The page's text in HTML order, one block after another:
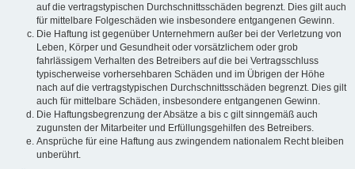
auf die vertragstypischen Durchschnittsschäden begrenzt. Dies gilt auch
für mittelbare Folgeschäden wie insbesondere entgangenen Gewinn.
Die Haftung ist gegenüber Unternehmern außer bei der Verletzung von
Leben, Körper und Gesundheit oder vorsätzlichem oder grob
fahrlässigem Verhalten des Betreibers auf die bei Vertragsschluss
typischerweise vorhersehbaren Schäden und im Übrigen der Höhe
nach auf die vertragstypischen Durchschnittsschäden begrenzt. Dies gilt
auch für mittelbare Schäden, insbesondere entgangenen Gewinn.
Die Haftungsbegrenzung der Absätze a bis c gilt sinngemäß auch
zugunsten der Mitarbeiter und Erfüllungsgehilfen des Betreibers.
Ansprüche für eine Haftung aus zwingendem nationalem Recht bleiben
unberührt.